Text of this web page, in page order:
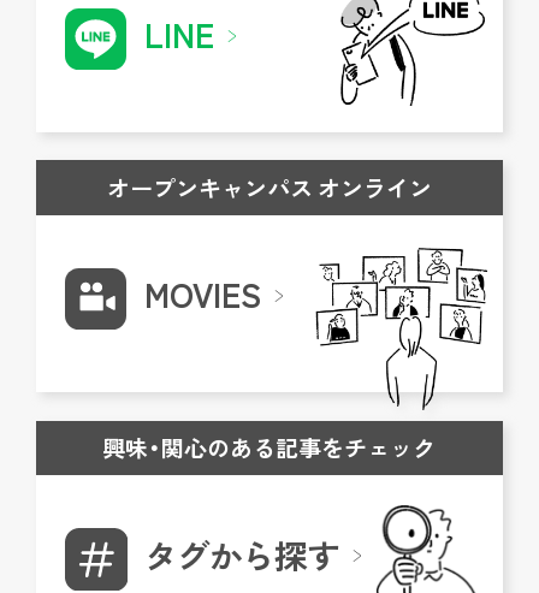
LINE
オープンキャンパス オンライン
MOVIES
興味・関心のある記事をチェック
タグから探す